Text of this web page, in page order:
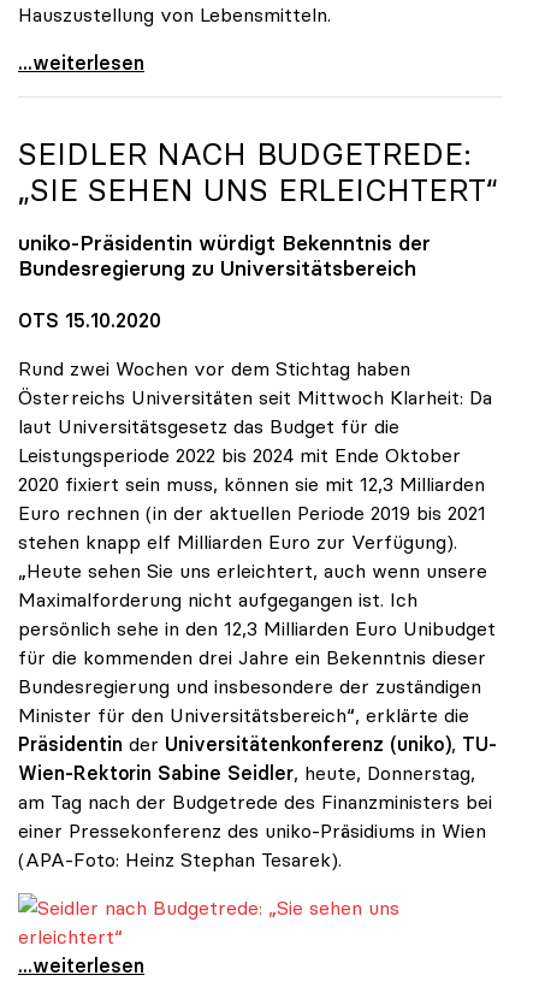
Hauszustellung von Lebensmitteln.
Online-Kampagne „UNInteressant?“ legt Fokus auf
...weiterlesen
SEIDLER NACH BUDGETREDE:
„SIE SEHEN UNS ERLEICHTERT“
uniko-Präsidentin würdigt Bekenntnis der
Bundesregierung zu Universitätsbereich
OTS 15.10.2020
Rund zwei Wochen vor dem Stichtag haben
Österreichs Universitäten seit Mittwoch Klarheit: Da
laut Universitätsgesetz das Budget für die
Leistungsperiode 2022 bis 2024 mit Ende Oktober
2020 fixiert sein muss, können sie mit 12,3 Milliarden
Euro rechnen (in der aktuellen Periode 2019 bis 2021
stehen knapp elf Milliarden Euro zur Verfügung).
„Heute sehen Sie uns erleichtert, auch wenn unsere
Maximalforderung nicht aufgegangen ist. Ich
persönlich sehe in den 12,3 Milliarden Euro Unibudget
für die kommenden drei Jahre ein Bekenntnis dieser
Bundesregierung und insbesondere der zuständigen
Minister für den Universitätsbereich“, erklärte die
Präsidentin der Universitätenkonferenz (uniko), TU-
Wien-Rektorin Sabine Seidler, heute, Donnerstag,
am Tag nach der Budgetrede des Finanzministers bei
einer Pressekonferenz des uniko-Präsidiums in Wien
(APA-Foto: Heinz Stephan Tesarek).
Seidler nach Budgetrede: „Sie sehen uns erleichtert“
Seidler nach Budgetrede: „Sie sehen uns
...weiterlesen